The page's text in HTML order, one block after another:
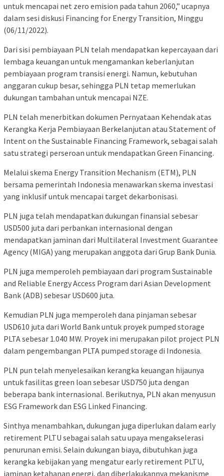
untuk mencapai net zero emision pada tahun 2060,” ucapnya
dalam sesi diskusi Financing for Energy Transition, Minggu
(06/11/2022).
Dari sisi pembiayaan PLN telah mendapatkan kepercayaan dari
lembaga keuangan untuk mengamankan keberlanjutan
pembiayaan program transisi energi. Namun, kebutuhan
anggaran cukup besar, sehingga PLN tetap memerlukan
dukungan tambahan untuk mencapai NZE.
PLN telah menerbitkan dokumen Pernyataan Kehendak atas
Kerangka Kerja Pembiayaan Berkelanjutan atau Statement of
Intent on the Sustainable Financing Framework, sebagai salah
satu strategi perseroan untuk mendapatkan Green Financing.
Melalui skema Energy Transition Mechanism (ETM), PLN
bersama pemerintah Indonesia menawarkan skema investasi
yang inklusif untuk mencapai target dekarbonisasi.
PLN juga telah mendapatkan dukungan finansial sebesar
USD500 juta dari perbankan internasional dengan
mendapatkan jaminan dari Multilateral Investment Guarantee
Agency (MIGA) yang merupakan anggota dari Grup Bank Dunia.
PLN juga memperoleh pembiayaan dari program Sustainable
and Reliable Energy Access Program dari Asian Development
Bank (ADB) sebesar USD600 juta.
Kemudian PLN juga memperoleh dana pinjaman sebesar
USD610 juta dari World Bank untuk proyek pumped storage
PLTA sebesar 1.040 MW. Proyek ini merupakan pilot project PLN
dalam pengembangan PLTA pumped storage di Indonesia.
PLN pun telah menyelesaikan kerangka keuangan hijaunya
untuk fasilitas green loan sebesar USD750 juta dengan
beberapa bank internasional. Berikutnya, PLN akan menyusun
ESG Framework dan ESG Linked Financing.
Sinthya menambahkan, dukungan juga diperlukan dalam early
retirement PLTU sebagai salah satu upaya mengakselerasi
penurunan emisi. Selain dukungan biaya, dibutuhkan juga
kerangka kebijakan yang mengatur early retirement PLTU,
jaminan ketahanan energi, dan diberlakukannya mekanisme